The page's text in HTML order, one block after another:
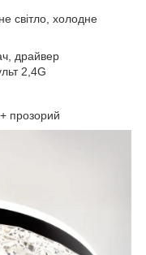
світло, холодне
драйвер
2,4G
прозорий